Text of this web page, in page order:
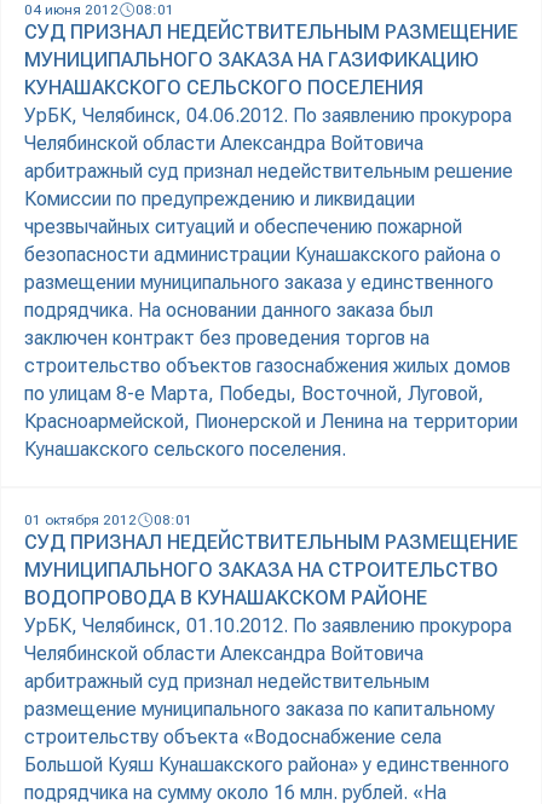
04 июня 2012 08:01
СУД ПРИЗНАЛ НЕДЕЙСТВИТЕЛЬНЫМ РАЗМЕЩЕНИЕ
МУНИЦИПАЛЬНОГО ЗАКАЗА НА ГАЗИФИКАЦИЮ
КУНАШАКСКОГО СЕЛЬСКОГО ПОСЕЛЕНИЯ
УрБК, Челябинск, 04.06.2012. По заявлению прокурора
Челябинской области Александра Войтовича
арбитражный суд признал недействительным решение
Комиссии по предупреждению и ликвидации
чрезвычайных ситуаций и обеспечению пожарной
безопасности администрации Кунашакского района о
размещении муниципального заказа у единственного
подрядчика. На основании данного заказа был
заключен контракт без проведения торгов на
строительство объектов газоснабжения жилых домов
по улицам 8-е Марта, Победы, Восточной, Луговой,
Красноармейской, Пионерской и Ленина на территории
Кунашакского сельского поселения.
01 октября 2012 08:01
СУД ПРИЗНАЛ НЕДЕЙСТВИТЕЛЬНЫМ РАЗМЕЩЕНИЕ
МУНИЦИПАЛЬНОГО ЗАКАЗА НА СТРОИТЕЛЬСТВО
ВОДОПРОВОДА В КУНАШАКСКОМ РАЙОНЕ
УрБК, Челябинск, 01.10.2012. По заявлению прокурора
Челябинской области Александра Войтовича
арбитражный суд признал недействительным
размещение муниципального заказа по капитальному
строительству объекта «Водоснабжение села
Большой Куяш Кунашакского района» у единственного
подрядчика на сумму около 16 млн. рублей. «На